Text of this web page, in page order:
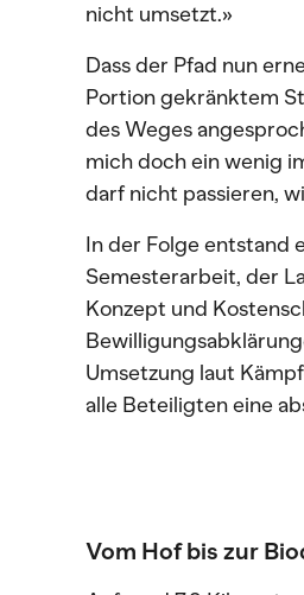
nicht umsetzt.»
Dass der Pfad nun
Portion gekränktem
des Weges
mich doch ein wenig
darf nicht passieren,
In der Folge entstand
Semesterarbeit, der
Konzept und
Umsetzung laut
alle Beteiligten eine
Vom Hof bis zur